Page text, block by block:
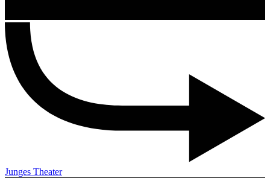
Junges Theater